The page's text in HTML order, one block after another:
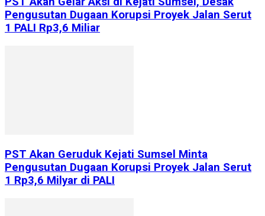
Pengusutan Dugaan Korupsi Proyek Jalan Serut
1 PALI Rp3,6 Miliar
PST Akan Geruduk Kejati Sumsel Minta
Pengusutan Dugaan Korupsi Proyek Jalan Serut
1 Rp3,6 Milyar di PALI